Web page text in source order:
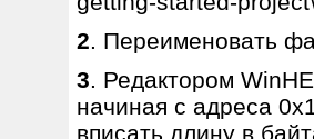
2. Переименовать
3. Редактором
начиная с адреса
вписать длину в